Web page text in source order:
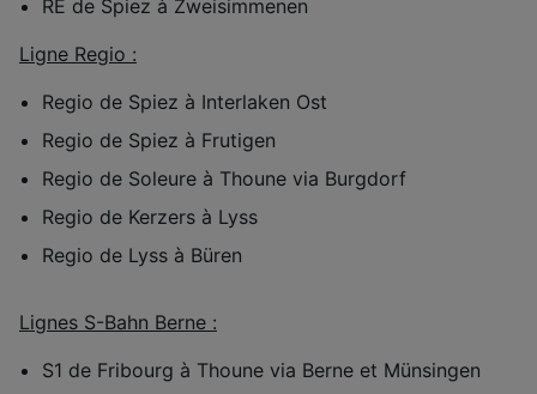
RE de Spiez à Zweisimmenen
Ligne Regio :
Regio de Spiez à Interlaken Ost
Regio de Spiez à Frutigen
Regio de Soleure à Thoune via Burgdorf
Regio de Kerzers à Lyss
Regio de Lyss à Büren
Lignes S-Bahn Berne :
S1 de Fribourg à Thoune via Berne et Münsingen